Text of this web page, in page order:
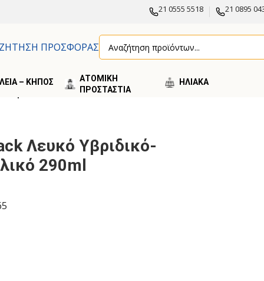
21 0555 5518 21 0895
ΠΡΟΣΦΟΡΑΣ
– ΚΗΠΟΣ
ΑΤΟΜΙΚΗ
ΠΡΟΣΤΑΣΤΙΑ
ΗΛΙΑΚA
Υλικό 290ml
Λευκό Υβριδικό-
290ml